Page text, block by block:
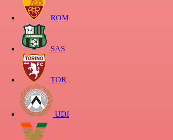
ROM
SAS
TOR
UDI